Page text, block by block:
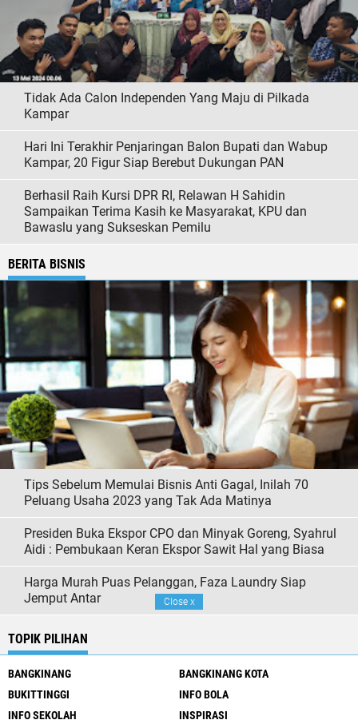
Tidak Ada Calon Independen Yang Maju di Pilkada
Kampar
Hari Ini Terakhir Penjaringan Balon Bupati dan Wabup
Kampar, 20 Figur Siap Berebut Dukungan PAN
Berhasil Raih Kursi DPR RI, Relawan H Sahidin
Sampaikan Terima Kasih ke Masyarakat, KPU dan
Bawaslu yang Sukseskan Pemilu
BERITA BISNIS
Tips Sebelum Memulai Bisnis Anti Gagal, Inilah 70
Peluang Usaha 2023 yang Tak Ada Matinya
Presiden Buka Ekspor CPO dan Minyak Goreng, Syahrul
Aidi : Pembukaan Keran Ekspor Sawit Hal yang Biasa
Harga Murah Puas Pelanggan, Faza Laundry Siap
Jemput Antar
TOPIK PILIHAN
BANGKINANG
BANGKINANG KOTA
BUKITTINGGI
INFO BOLA
INFO SEKOLAH
INSPIRASI
Close x